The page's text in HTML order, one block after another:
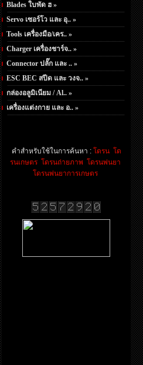
Blades ใบพัด ฮ »
Servo เซอร์โว และ อุ.. »
Tools เครื่องมือ/เคร.. »
Charger เครื่องชาร์จ.. »
Connector ปลั๊ก และ .. »
ESC BEC สปีด และ วงจ.. »
กล่องอลูมิเนียม / Al.. »
เครื่องแต่งกาย และ อ.. »
คำสำหรับใช้ในการค้นหา : โดรน โด
รนเกษตร โดรนถ่ายภาพ โดรนพ่นยา
โดรนพ่นยาการเกษตร